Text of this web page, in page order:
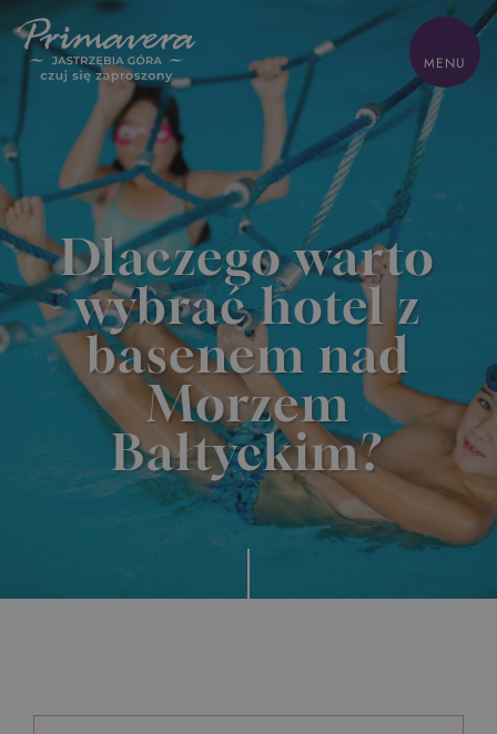
MENU
HOME
ZAMKNIJ
Oferty
Pokoje
Gastronomia
Atrakcje
Galeria
Kontakt
Z dziećmi
Biznes
Odchudzanie
Zdrowie
Sand SPA
Lokalnie
Park wodny
Dlaczego warto
wybrać hotel z
basenem nad
Morzem
Bałtyckim?